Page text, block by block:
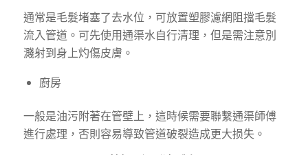
通常是毛髮堵塞了去水位，可放置塑膠濾網阻擋毛髮
流入管道。可先使用通渠水自行清理，但是需注意別
濺射到身上灼傷皮膚。
廚房
一般是油污附著在管壁上，這時候需要聯繫通渠師傅
進行處理，否則容易導致管道破裂造成更大损失。